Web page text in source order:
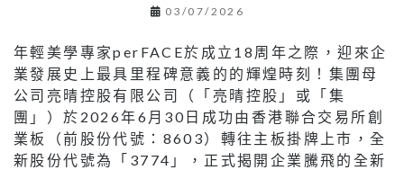
03/07/2026
年輕美學專家perFACE於成立18周年之際，迎來企
業發展史上最具里程碑意義的的輝煌時刻！集團母
公司亮晴控股有限公司（「亮晴控股」或「集
團」）於2026年6月30日成功由香港聯合交易所創
業板（前股份代號：8603）轉往主板掛牌上市，全
新股份代號為「3774」，正式揭開企業騰飛的全新